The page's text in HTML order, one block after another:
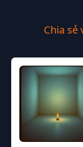
Chia sẻ